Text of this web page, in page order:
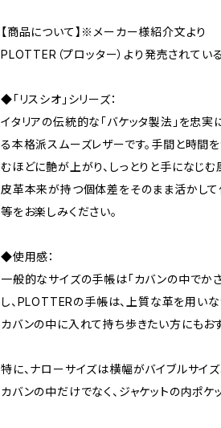
【商品について】※メーカー様紹介文より
PLOTTER（プロッター）より発売されてい
◆「リスシオ」シリーズ：
イタリアの伝統的な「バケッタ製法」を忠
る本格派スムーズレザーです。手間と時間
むほどに艶が上がり、しっとりと手になじむ
皮革本来が持つ個体差をそのまま活かし
等をお楽しみください。
◆使用感：
一般的なサイズの手帳は「カバンの中でか
し、PLOTTERの手帳は、上質な革を用いな
カバンの中に入れて持ち歩きたい方にもお
特に、ナローサイズは横幅がバイブルサイ
カバンの中だけでなく、ジャケットの内ポケ